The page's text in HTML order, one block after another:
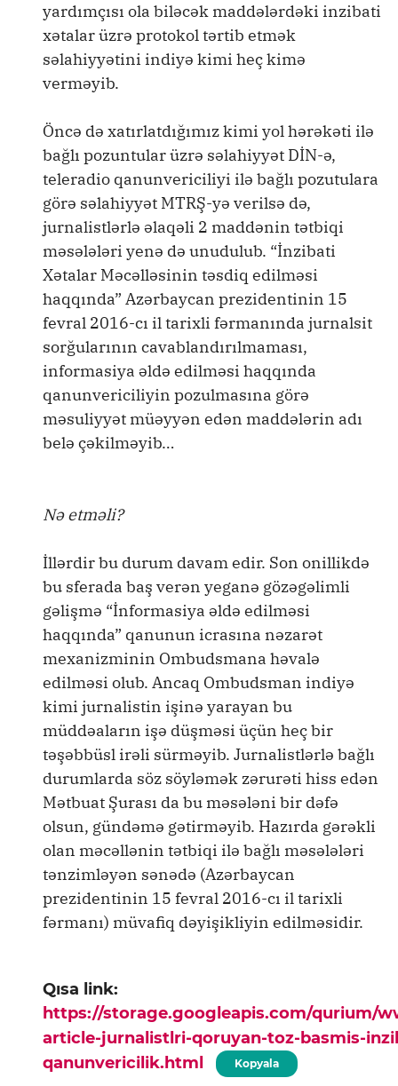
yardımçısı ola biləcək maddələrdəki inzibati
xətalar üzrə protokol tərtib etmək
səlahiyyətini indiyə kimi heç kimə
verməyib.
Öncə də xatırlatdığımız kimi yol hərəkəti ilə
bağlı pozuntular üzrə səlahiyyət DİN-ə,
teleradio qanunvericiliyi ilə bağlı pozutulara
görə səlahiyyət MTRŞ-yə verilsə də,
jurnalistlərlə əlaqəli 2 maddənin tətbiqi
məsələləri yenə də unudulub. “İnzibati
Xətalar Məcəlləsinin təsdiq edilməsi
haqqında” Azərbaycan prezidentinin 15
fevral 2016-cı il tarixli fərmanında jurnalsit
sorğularının cavablandırılmaması,
informasiya əldə edilməsi haqqında
qanunvericiliyin pozulmasına görə
məsuliyyət müəyyən edən maddələrin adı
belə çəkilməyib…
Nə etməli?
İllərdir bu durum davam edir. Son onillikdə
bu sferada baş verən yeganə gözəgəlimli
gəlişmə “İnformasiya əldə edilməsi
haqqında” qanunun icrasına nəzarət
mexanizminin Ombudsmana həvalə
edilməsi olub. Ancaq Ombudsman indiyə
kimi jurnalistin işinə yarayan bu
müddəaların işə düşməsi üçün heç bir
təşəbbüsl irəli sürməyib. Jurnalistlərlə bağlı
durumlarda söz söyləmək zərurəti hiss edən
Mətbuat Şurası da bu məsələni bir dəfə
olsun, gündəmə gətirməyib. Hazırda gərəkli
olan məcəllənin tətbiqi ilə bağlı məsələləri
tənzimləyən sənədə (Azərbaycan
prezidentinin 15 fevral 2016-cı il tarixli
fərmanı) müvafiq dəyişikliyin edilməsidir.
Qısa link:
https://storage.googleapis.com/qurium/
article-jurnalistlri-qoruyan-toz-basmis-
qanunvericilik.html
Kopyala